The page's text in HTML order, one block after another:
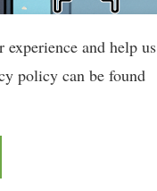
and help us
policy can be found